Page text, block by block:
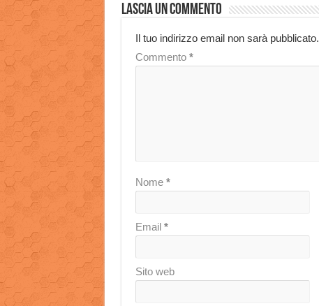
Lascia un commento
Il tuo indirizzo email non sarà pubblicato.
Commento *
Nome *
Email *
Sito web